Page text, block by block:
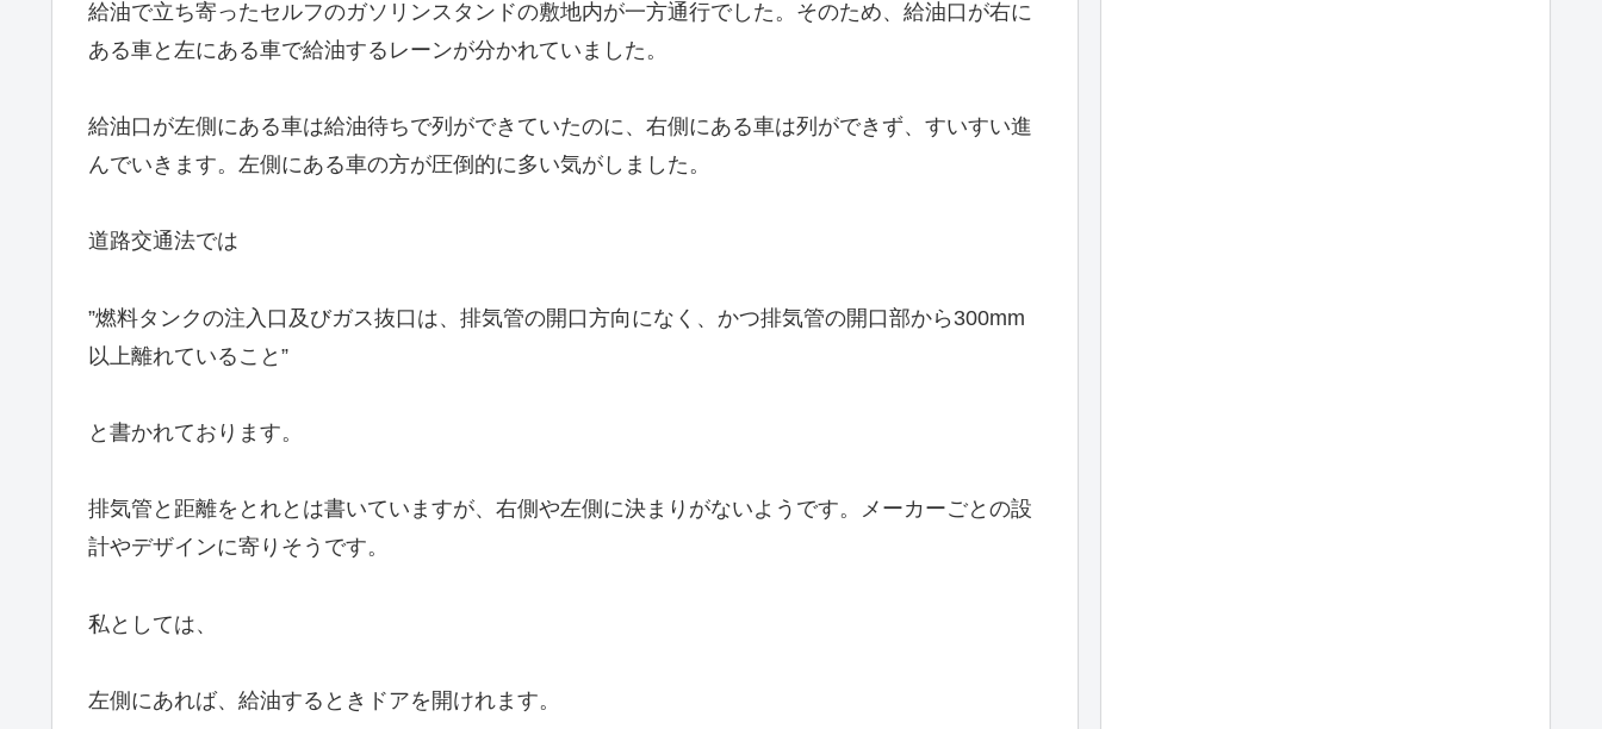
給油で立ち寄ったセルフのガソリンスタンドの敷地内が一方通行でした。そのため、給油口が右に
ある車と左にある車で給油するレーンが分かれていました。
給油口が左側にある車は給油待ちで列ができていたのに、右側にある車は列ができず、すいすい進
んでいきます。左側にある車の方が圧倒的に多い気がしました。
道路交通法では
”燃料タンクの注入口及びガス抜口は、排気管の開口方向になく、かつ排気管の開口部から300mm
以上離れていること”
と書かれております。
排気管と距離をとれとは書いていますが、右側や左側に決まりがないようです。メーカーごとの設
計やデザインに寄りそうです。
私としては、
左側にあれば、給油するときドアを開けれます。